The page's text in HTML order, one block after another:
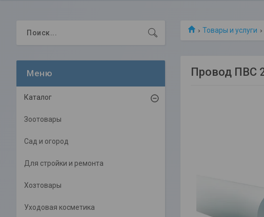
Товары и услуги
Провод ПВС
Каталог
Зоотовары
Сад и огород
Для стройки и ремонта
Хозтовары
Уходовая косметика